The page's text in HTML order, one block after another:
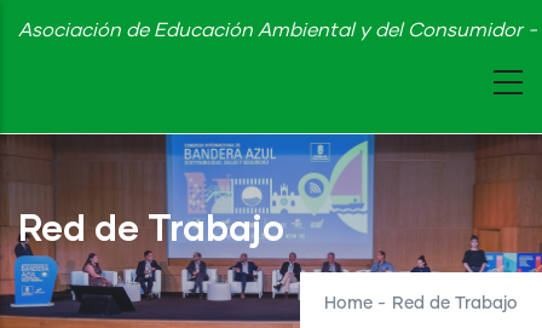
Skip
content
Asociación de Educación Ambiental y del Consumidor
Red de Trabajo
Home - Red de Trabajo